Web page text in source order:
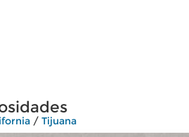
/ Tijuana